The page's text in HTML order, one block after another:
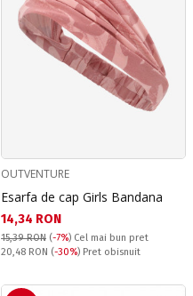
OUTVENTURE
Esarfa de cap Girls Bandana
Текуща цена:
14,34 RON
15,39 RON (-7%) Cel mai bun pret
Pret obisnuit:
20,48 RON (-30%) Pret obisnuit